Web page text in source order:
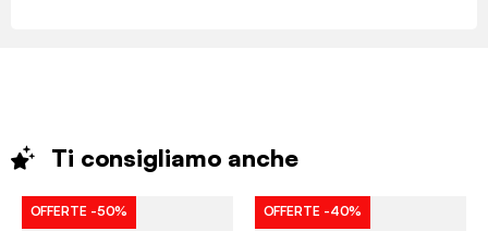
Ti consigliamo anche
OFFERTE -50% OFFERTE -40%